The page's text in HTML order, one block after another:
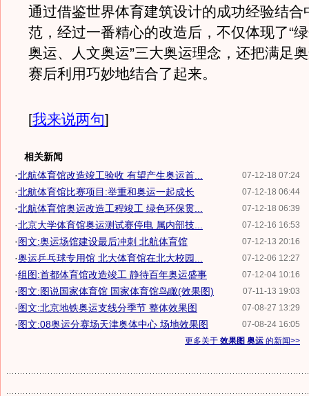
通过借鉴世界体育建筑设计的成功经验结合
范，经过一番精心的改造后，不仅体现了“
奥运、人文奥运”三大奥运理念，还把满足
赛后利用巧妙地结合了起来。
[我来说两句]
相关新闻
07-12-18 07:24
·北航体育馆改造竣工验收 有望产生奥运首...
07-12-18 06:44
·北航体育馆比赛项目:举重和奥运一起成长
07-12-18 06:39
·北航体育馆奥运改造工程竣工 绿色环保贯...
07-12-16 16:53
·北京大学体育馆奥运测试赛停电 属内部技...
07-12-13 20:16
·图文:奥运场馆建设最后冲刺 北航体育馆
07-12-06 12:27
·奥运乒乓球专用馆 北大体育馆在北大校园...
07-12-04 10:16
·组图:首都体育馆改造竣工 静待百年奥运盛事
07-11-13 19:03
·图文:图说国家体育馆 国家体育馆鸟瞰(效果图)
07-08-27 13:29
·图文:北京地铁奥运支线分季节 整体效果图
07-08-24 16:05
·图文:08奥运分赛场天津奥体中心 场地效果图
更多关于 效果图 奥运 的新闻>>